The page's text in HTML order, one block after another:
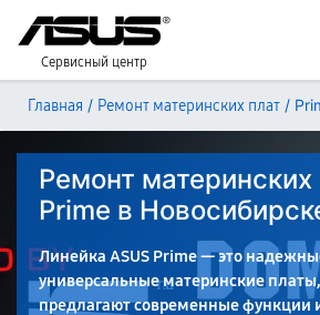
Сервисный центр
Главная / Ремонт материнских плат /
Ремонт материнских
Prime в
Линейка ASUS Prime — это
универсальные материнские
предлагают современные функции